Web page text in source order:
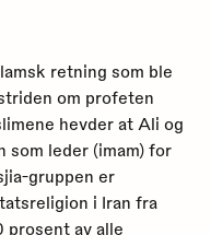
retning som ble
om profeten
hevder at Ali og
som leder (imam) for
gruppen er
i Iran fra
prosent av alle